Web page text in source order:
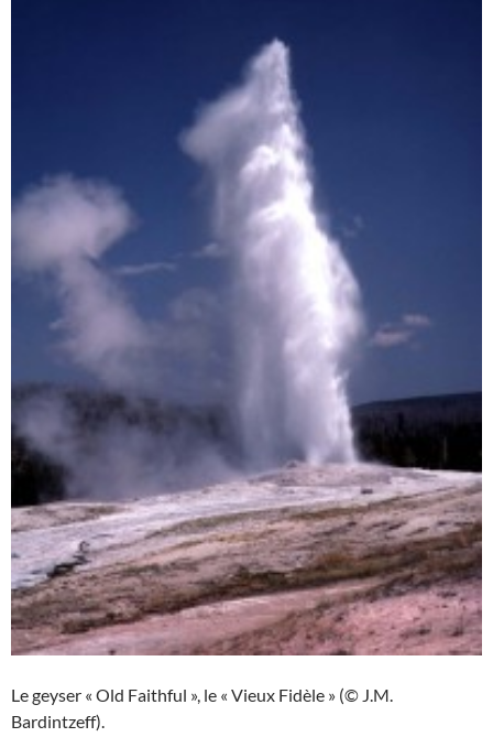
Le geyser « Old Faithful », le « Vieux Fidèle » (© J.M.
Bardintzeff).